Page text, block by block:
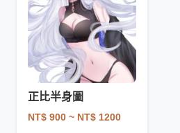
正比半身圖
NT$ 900 ~ NT$ 1200